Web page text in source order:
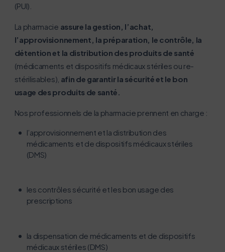
L’écoconception, ça vous concerne
aussi !
Nous avons développé ce site Internet dans le cadre
d’une démarche forte d’écoconception.
Si vous aussi vous souhaitez diminuer drastiquement
navigation, vous pouvez
le parcourir dans son Mode Eco. Celui-ci sollicitera
Merci pour votre contribution !
(PUI).
La pharmacie assure la gestion, l’achat,
l’approvisionnement, la préparation, le contrôle, la
détention et la distribution des produits de santé
(médicaments et dispositifs médicaux stériles ou re-
stérilisables), afin de garantir la sécurité et le bon
usage des produits de santé.
Nos professionnels de la pharmacie prennent en charge :
l’approvisionnement et la distribution des
médicaments et de dispositifs médicaux stériles
(DMS)
les contrôles sécurité et les bon usage des
prescriptions
la dispensation de médicaments et de dispositifs
médicaux stériles (DMS)